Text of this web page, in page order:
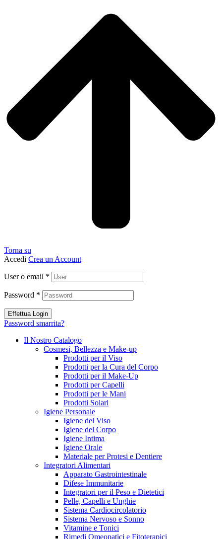
Torna su
Accedi Crea un Account
User o email *
Password *
Effettua Login
Password smarrita?
Il Nostro Catalogo
Cosmesi, Bellezza e Make-up
Prodotti per il Viso
Prodotti per la Cura del Corpo
Prodotti per il Make-Up
Prodotti per Capelli
Prodotti per le Mani
Prodotti Solari
Igiene Personale
Igiene del Viso
Igiene del Corpo
Igiene Intima
Igiene Orale
Materiale per Protesi e Dentiere
Integratori Alimentari
Apparato Gastrointestinale
Difese Immunitarie
Integratori per il Peso e Dietetici
Pelle, Capelli e Unghie
Sistema Cardiocircolatorio
Sistema Nervoso e Sonno
Vitamine e Tonici
Rimedi Omeopatici e Fitoterapici